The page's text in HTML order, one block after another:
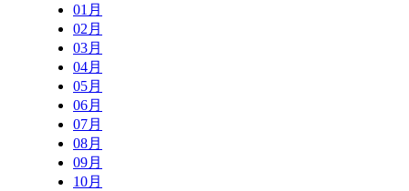
01月
02月
03月
04月
05月
06月
07月
08月
09月
10月